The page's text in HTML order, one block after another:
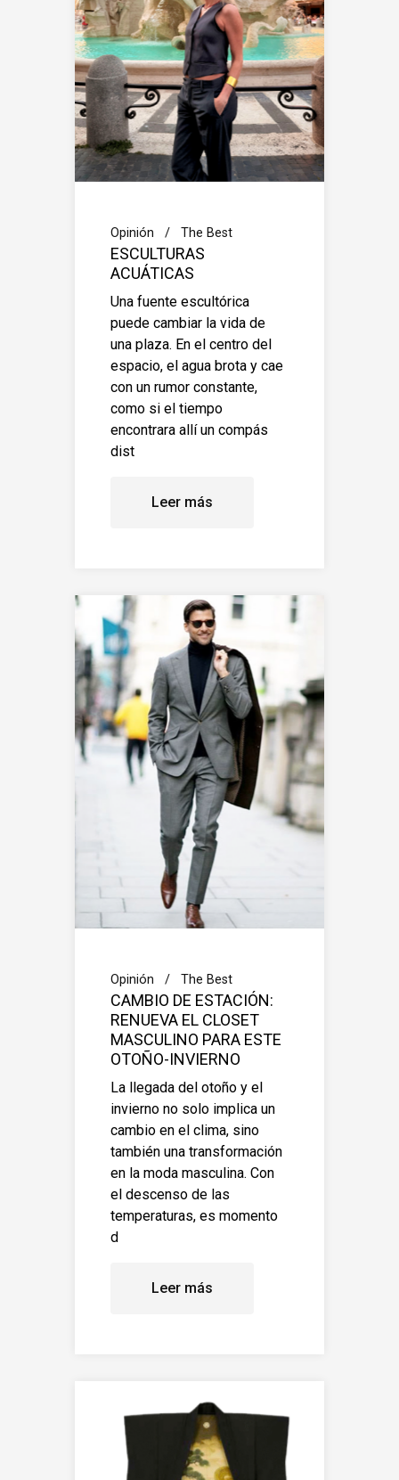
Opinión The Best
ESCULTURAS
ACUÁTICAS
Una fuente escultórica
puede cambiar la vida de
una plaza. En el centro del
espacio, el agua brota y cae
con un rumor constante,
como si el tiempo
encontrara allí un compás
dist
Leer más
Opinión The Best
CAMBIO DE ESTACIÓN:
RENUEVA EL CLOSET
MASCULINO PARA ESTE
OTOÑO-INVIERNO
La llegada del otoño y el
invierno no solo implica un
cambio en el clima, sino
también una transformación
en la moda masculina. Con
el descenso de las
temperaturas, es momento
d
Leer más